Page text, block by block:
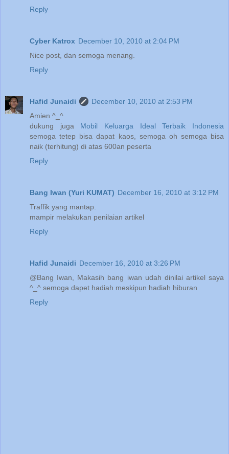
Reply
Cyber Katrox December 10, 2010 at 2:04 PM
Nice post, dan semoga menang.
Reply
Hafid Junaidi
December 10, 2010 at 2:53 PM
Amien ^_^
dukung juga Mobil Keluarga Ideal Terbaik Indonesia
semoga tetep bisa dapat kaos, semoga oh semoga bisa
naik (terhitung) di atas 600an peserta
Reply
Bang Iwan (Yuri KUMAT) December 16, 2010 at 3:12 PM
Traffik yang mantap.
mampir melakukan penilaian artikel
Reply
Hafid Junaidi December 16, 2010 at 3:26 PM
@Bang Iwan, Makasih bang iwan udah dinilai artikel saya
^_^ semoga dapet hadiah meskipun hadiah hiburan
Reply